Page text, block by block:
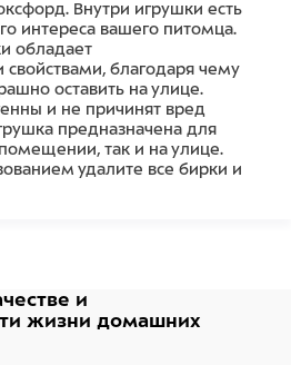
Внутри игрушки есть
интереса вашего питомца.
обладает
благодаря чему
оставить на улице.
и не причинят вред
предназначена для
так и на улице.
удалите все бирки и
использовать игрушку, если
и
жизни домашних